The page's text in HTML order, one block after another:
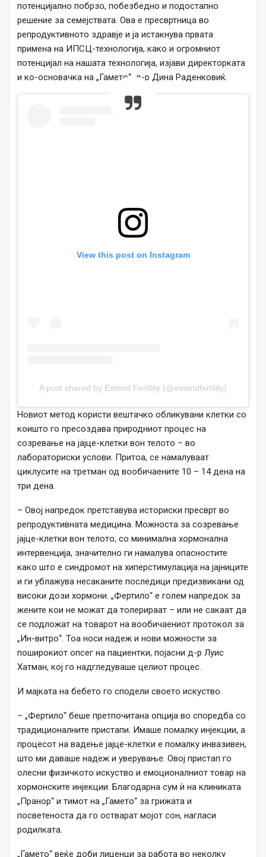
потенцијално побрзо, побезбедно и подостапно
решение за семејствата. Ова е пресвртница во
репродуктивното здравје и ја истакнува првата
примена на ИПСЦ-технологија, како и огромниот
потенцијал на нашата технологија, изјави директорката
и ко-основачка на „Гамето“, д-р Дина Раденковиќ.
View this post on Instagram
A post shared by Extend Fertility (@extendfertility)
Новиот метод користи вештачко обликувани клетки со
коишто го пресоздава природниот процес на
созревање на јајце-клетки вон телото – во
лабораториски услови. Притоа, се намалуваат
циклусите на третман од вообичаените 10 – 14 дена на
три дена.
– Овој напредок претставува историски пресврт во
репродуктивната медицина. Можноста за созревање
јајце-клетки вон телото, со минимална хормонална
интервенција, значително ги намалува опасностите
како што е синдромот на хиперстимулација на јајниците
и ги ублажува несаканите последици предизвикани од
високи дози хормони. „Фертило“ е голем напредок за
жените кои не можат да толерираат – или не сакаат да
се подложат на товарот на вообичаениот протокол за
„Ин-витро“. Тоа носи надеж и нови можности за
поширокиот опсег на пациентки, појасни д-р Луис
Хатман, кој го надгледуваше целиот процес.
И мајката на бебето го сподели своето искуство.
– „Фертило“ беше претпочитана опција во споредба со
традиционалните пристапи. Имаше помалку инјекции, а
процесот на вадење јајце-клетки е помалку инвазивен,
што ми даваше надеж и уверување. Овој пристап го
олесни физичкото искуство и емоционалниот товар на
хормонските инјекции. Благодарна сум ѝ на клиниката
„Пранор“ и тимот на „Гамето“ за грижата и
посветеноста да го остварат мојот сон, нагласи
родилката.
„Гамето“ веќе доби лиценци за работа во неколку